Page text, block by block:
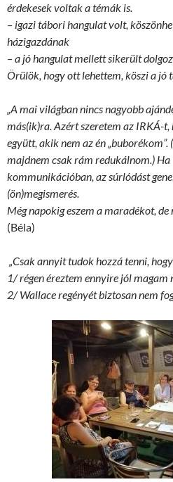
érdekesek voltak a témák is.
– igazi tábori hangulat volt,
házigazdának
– a jó hangulat mellett sikerült
Örülök, hogy ott lehettem, köszi a jó
„A mai világban nincs nagyobb
más(ik)ra. Azért szeretem az IRKÁ-
együtt, akik nem az én
majdnem csak rám redukálnom.) Ha
kommunikációban, az súrlódást
(ön)megismerés.
Még napokig eszem a maradékot,
(Béla)
„Csak annyit tudok hozzá tenni, hogy
1/ régen éreztem ennyire jól magam
2/ Wallace regényét biztosan nem